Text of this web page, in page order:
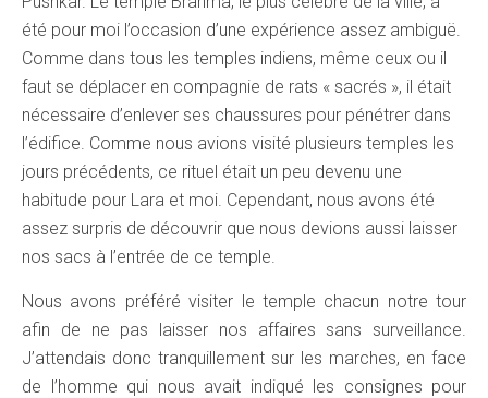
été pour moi l’occasion d’une expérience assez ambiguë.
Comme dans tous les temples indiens, même ceux ou il
faut se déplacer en compagnie de rats « sacrés », il était
nécessaire d’enlever ses chaussures pour pénétrer dans
l’édifice. Comme nous avions visité plusieurs temples les
jours précédents, ce rituel était un peu devenu une
habitude pour Lara et moi. Cependant, nous avons été
assez surpris de découvrir que nous devions aussi laisser
nos sacs à l’entrée de ce temple.
Nous avons préféré visiter le temple chacun notre tour
afin de ne pas laisser nos affaires sans surveillance.
J’attendais donc tranquillement sur les marches, en face
de l’homme qui nous avait indiqué les consignes pour